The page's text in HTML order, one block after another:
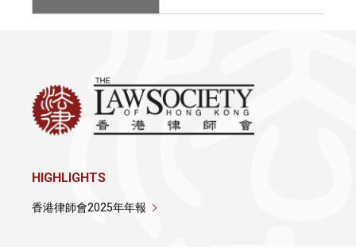
HIGHLIGHTS
香港律師會2025年年報